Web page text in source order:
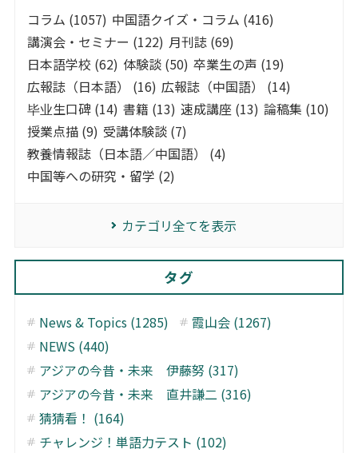
コラム (1057) 中国語クイズ・コラム (416)
講演会・セミナー (122) 月刊誌 (69)
日本語学校 (62) 体験談 (50) 卒業生の声 (19)
広報誌（日本語） (16) 広報誌（中国語） (14)
毕业生口碑 (14) 書籍 (13) 速成講座 (13) 論稿集 (10)
授業点描 (9) 受講体験談 (7)
教養情報誌（日本語／中国語） (4)
中国等への研究・留学 (2)
カテゴリ全てを表示
タグ
News & Topics (1285)
霞山会 (1267)
NEWS (440)
アジアの今昔・未来 伊藤努 (317)
アジアの今昔・未来 直井謙二 (316)
猜猜看！ (164)
チャレンジ！単語力テスト (102)